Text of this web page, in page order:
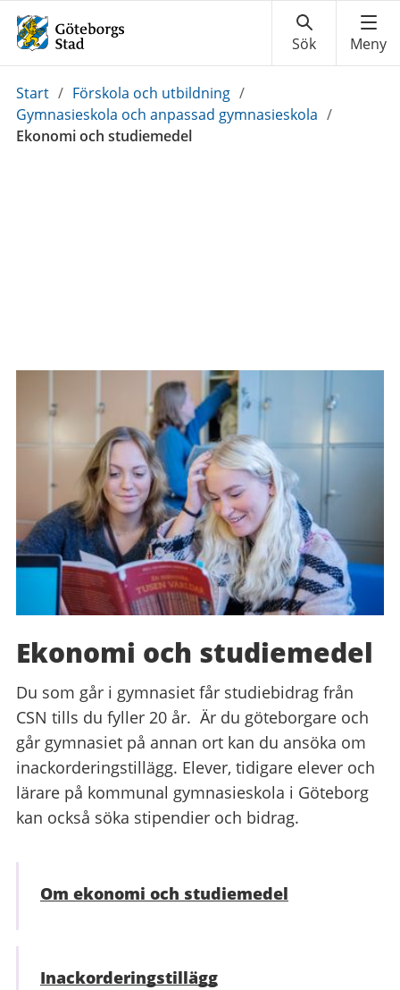
Du
är
här:
Start / Förskola och utbildning /
Gymnasieskola och anpassad gymnasieskola /
Ekonomi och studiemedel
Ekonomi och studiemedel
Du som går i gymnasiet får studiebidrag från
CSN tills du fyller 20 år. Är du göteborgare och
går gymnasiet på annan ort kan du ansöka om
inackorderingstillägg. Elever, tidigare elever och
lärare på kommunal gymnasieskola i Göteborg
kan också söka stipendier och bidrag.
Om ekonomi och studiemedel
Inackorderings­tillägg